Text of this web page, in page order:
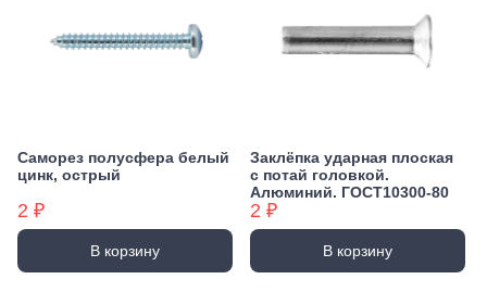
Саморез полусфера белый
цинк, острый
2 ₽
В корзину
Заклёпка ударная плоская
с потай головкой.
Алюминий. ГОСТ10300-80
2 ₽
В корзину